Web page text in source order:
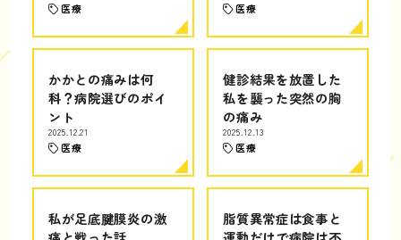
医療 医療
かかとの痛みは何
科？病院選びのポイ
ント
2025.12.21
医療
健診結果を放置した
私を襲った突然の胸
の痛み
2025.12.13
医療
私が足底腱膜炎の激
脂質異常症は食事と